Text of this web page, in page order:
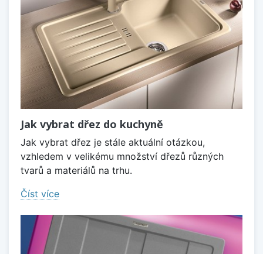
Jak vybrat dřez do kuchyně
Jak vybrat dřez je stále aktuální otázkou,
vzhledem v velikému množství dřezů různých
tvarů a materiálů na trhu.
Číst více